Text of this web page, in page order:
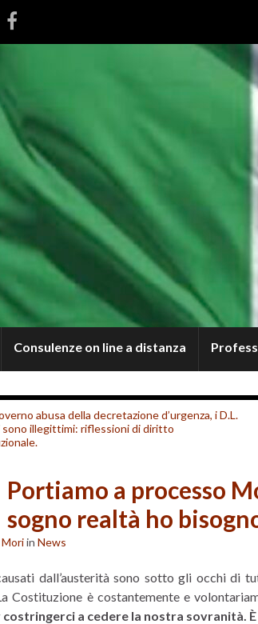
Consulenze on line a distanza
abusa della decretazione d’urgenza, i D.L.
sono illegittimi: riflessioni di diritto
Portiamo a processo
sogno realtà ho
in News
dall’austerità sono sotto gli occhi di
Costituzione è costantemente e
costringerci a cedere la nostra sovranità.